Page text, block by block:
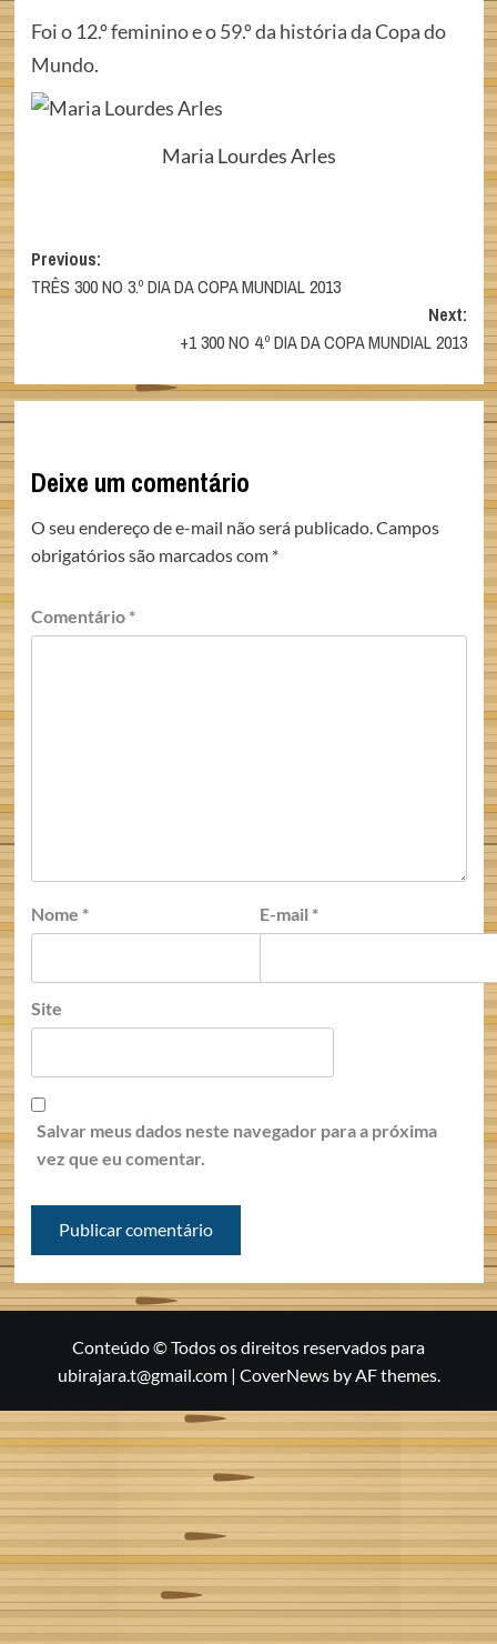
Foi o 12.º feminino e o 59.º da história da Copa do
Mundo.
Maria Lourdes Arles
Post
navigation
Previous:
TRÊS 300 NO 3.º DIA DA COPA MUNDIAL 2013
Next:
+1 300 NO 4.º DIA DA COPA MUNDIAL 2013
Deixe um comentário
O seu endereço de e-mail não será publicado. Campos
obrigatórios são marcados com *
Comentário *
Nome * E-mail *
Site
Salvar meus dados neste navegador para a próxima
vez que eu comentar.
Conteúdo © Todos os direitos reservados para
ubirajara.t@gmail.com | CoverNewsby AF themes.